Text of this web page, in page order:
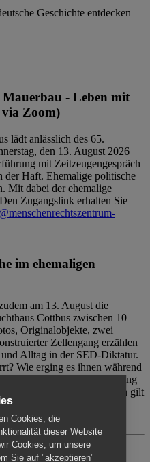
Geschichte entdecken
Mauerbau - Leben mit
Zoom)
lädt anlässlich des 65.
den 13. August 2026
mit Zeitzeugengespräch
der Haft. Ehemalige politische
Mit dabei der ehemalige
Zugangslink erhalten Sie
im ehemaligen
am 13. August die
Cottbus zwischen 10
Originalobjekte, zwei
Zellengang erzählen
Alltag in der SED-Diktatur.
Wie erging es ihnen während
individuell ohne Betreuung
Für Begleitpersonen gilt
Cookies, die
dieser Website
Cookies, um unsere
Sie auf "akzeptieren"